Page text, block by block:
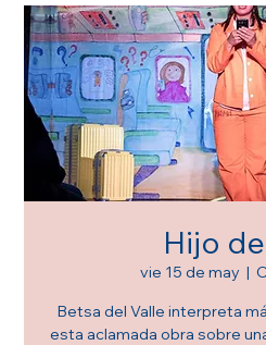
Hijo
vie 15 de may
  |
Betsa del Valle interpreta
esta aclamada obra sobre